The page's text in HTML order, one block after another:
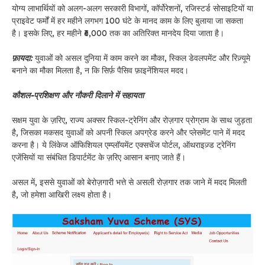
योग्य लाभार्थियों को अलग-अलग सरकारी विभागों, कॉर्पोरेशनों, रजिस्टर्ड सोसाइटियों या
प्राइवेट फर्मों में हर महीने लगभग 100 घंटे के मानद काम के लिए बुलाया जा सकता
है। इसके लिए, हर महीने ₹6,000 तक का अतिरिक्त मानदेय दिया जाता है।
फ़ायदा:युवाओं को असल दुनिया में काम करने का मौका, स्किल डेवलपमेंट और रिज़्यूमे
बनाने का मौका मिलता है, न कि सिर्फ़ पैसिव फ़ाइनेंशियल मदद।
कौशल-प्रशिक्षण और नौकरी दिलाने में सहायता
सक्षम युवा के ज़रिए, राज्य अक्सर स्किल-ट्रेनिंग और रोज़गार प्रोग्राम के साथ जुड़ता
है, जिसका मकसद युवाओं को अपनी स्किल अपग्रेड करने और प्लेसमेंट पाने में मदद
करना है। ये लिंकेज ऑफिशियल एम्प्लॉयमेंट एक्सचेंज पोर्टल, ऑथराइज़्ड ट्रेनिंग
एजेंसियों या संबंधित डिपार्टमेंट के ज़रिए आसान बनाए जाते हैं।
असल में, इससे युवाओं को बेरोज़गारी भत्ते से असली रोज़गार तक जाने में मदद मिलती
है, जो हमेशा आखिरी लक्ष्य होता है।